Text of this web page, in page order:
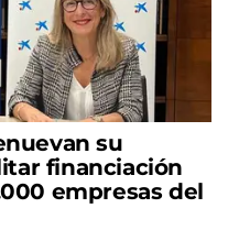
su
financiación
empresas del